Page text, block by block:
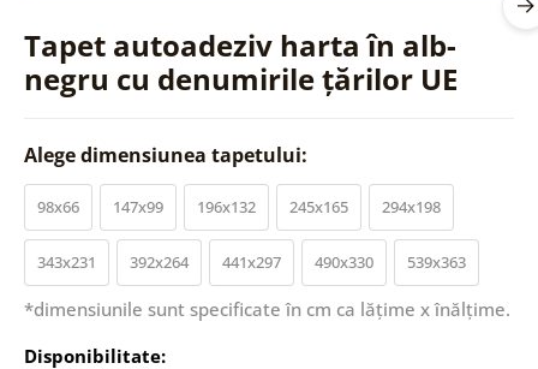
Tapet autoadeziv harta în alb-
negru cu denumirile țărilor UE
Alege dimensiunea tapetului:
98x66 147x99 196x132 245x165 294x198
343x231 392x264 441x297 490x330 539x363
*dimensiunile sunt specificate în cm ca lățime x înălțime.
Disponibilitate: